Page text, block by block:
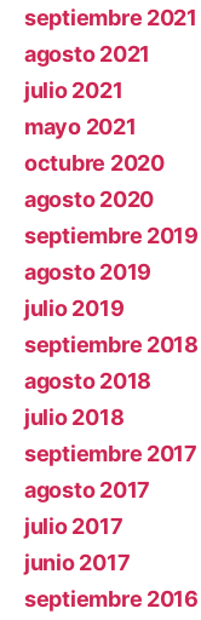
septiembre 2021
agosto 2021
julio 2021
mayo 2021
octubre 2020
agosto 2020
septiembre 2019
agosto 2019
julio 2019
septiembre 2018
agosto 2018
julio 2018
septiembre 2017
agosto 2017
julio 2017
junio 2017
septiembre 2016